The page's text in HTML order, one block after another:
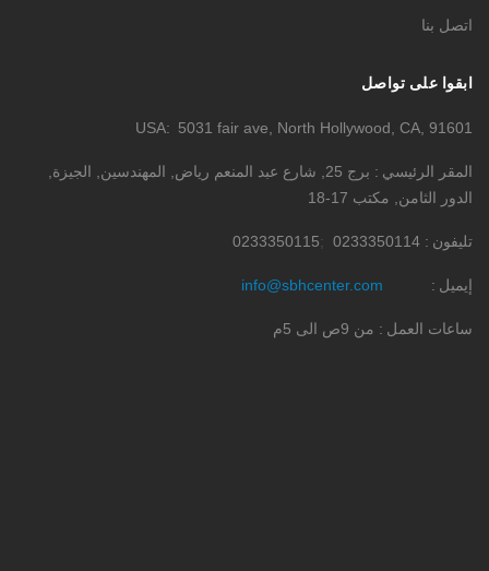
اتصل بنا
ابقوا على تواصل
USA 5031 fair ave, North Hollywood, CA, 91601
المقر الرئيسي
برج 25, شارع عبد المنعم رياض, المهندسين, الجيزة,
الدور الثامن, مكتب 17-18
تليفون 0233350114
0233350115
إيميل info@sbhcenter.com
ساعات العمل من 9ص الى 5م